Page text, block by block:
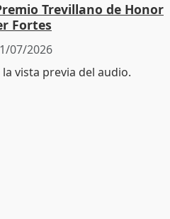
Trevillano de Honor
Fortes
07/2026